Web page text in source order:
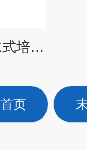
GNP新型液晶屏隔水式培养箱
首页